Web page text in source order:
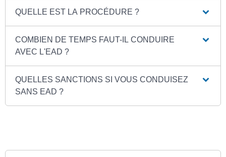
QUELLE EST LA PROCÉDURE ?
COMBIEN DE TEMPS FAUT-IL CONDUIRE
AVEC L'EAD ?
QUELLES SANCTIONS SI VOUS CONDUISEZ
SANS EAD ?